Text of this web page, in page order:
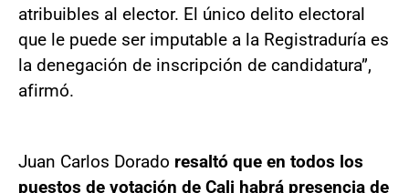
atribuibles al elector. El único delito electoral
que le puede ser imputable a la Registraduría es
la denegación de inscripción de candidatura”,
afirmó.
Juan Carlos Dorado resaltó que en todos los
puestos de votación de Cali habrá presencia de